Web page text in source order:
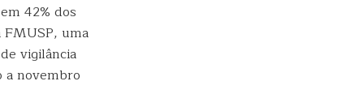
42% dos
uma
vigilância
a novembro